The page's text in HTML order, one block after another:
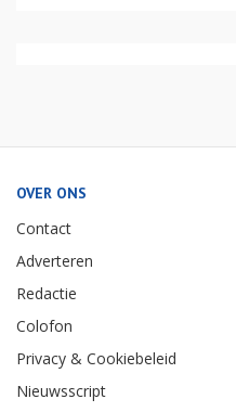
OVER ONS
Contact
Adverteren
Redactie
Colofon
Privacy & Cookiebeleid
Nieuwsscript